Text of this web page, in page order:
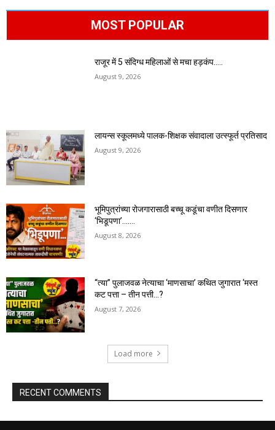
MOST POPULAR
राजूर में 5 संदिग्ध महिलाओं से मचा हड़कंप…..
August 9, 2026
लायन्स स्कूलमध्ये पालक-शिक्षक संवादाला उत्स्फूर्त प्रतिसाद
August 9, 2026
भूमिपुत्रांच्या रोजगारासाठी बच्चू कडूंचा वणीत दिसणार
‘भिडूपणा’…….
August 8, 2026
“त्या” पुलाजवळ नेत्याचा ‘माणसाचा’ कथित जुगारात ‘मस्त
कट पत्ता – तीन पत्ती…?
August 7, 2026
Load more
RECENT COMMENTS